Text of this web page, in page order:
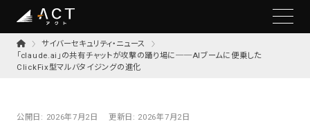
サイバーセキュリティ・ニュース
「claude.ai」の共有チャットが攻撃の踊り場に──AIブームに便乗した
ClickFix型マルバタイジングの進化
公開日: 2026年7月2日 更新日: 2026年7月2日